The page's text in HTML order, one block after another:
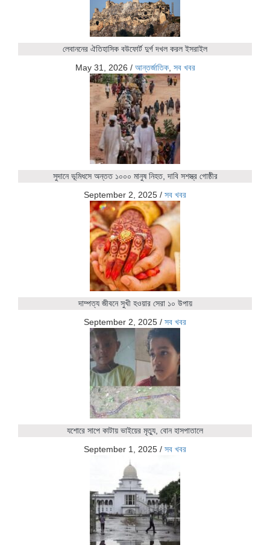
লেবাননের ঐতিহাসিক বউফোর্ট দুর্গ দখল করল ইসরাইল
May 31, 2026 / আন্তর্জাতিক, সব খবর
সুদানে ভূমিধসে অন্তত ১০০০ মানুষ নিহত, দাবি সশস্ত্র গোষ্ঠীর
September 2, 2025 / সব খবর
দাম্পত্য জীবনে সুখী হওয়ার সেরা ১০ উপায়
September 2, 2025 / সব খবর
যশোরে সাপে কাটায় ভাইয়ের মৃত্যু, বোন হাসপাতালে
September 1, 2025 / সব খবর